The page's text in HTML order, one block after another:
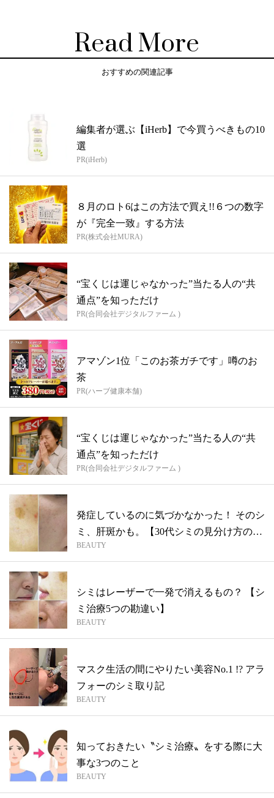
Read More
おすすめの関連記事
編集者が選ぶ【iHerb】で今買うべきもの10
選
PR(iHerb)
８月のロト6はこの方法で買え!!６つの数字
が『完全一致』する方法
PR(株式会社MURA)
“宝くじは運じゃなかった”当たる人の“共
通点”を知っただけ
PR(合同会社デジタルファーム )
アマゾン1位「このお茶ガチです」噂のお
茶
PR(ハーブ健康本舗)
“宝くじは運じゃなかった”当たる人の“共
通点”を知っただけ
PR(合同会社デジタルファーム )
発症しているのに気づかなかった！ そのシ
ミ、肝斑かも。【30代シミの見分け方の
コ...
BEAUTY
シミはレーザーで一発で消えるもの？ 【シ
ミ治療5つの勘違い】
BEAUTY
マスク生活の間にやりたい美容No.1 !? アラ
フォーのシミ取り記
BEAUTY
知っておきたい〝シミ治療〟をする際に大
事な3つのこと
BEAUTY